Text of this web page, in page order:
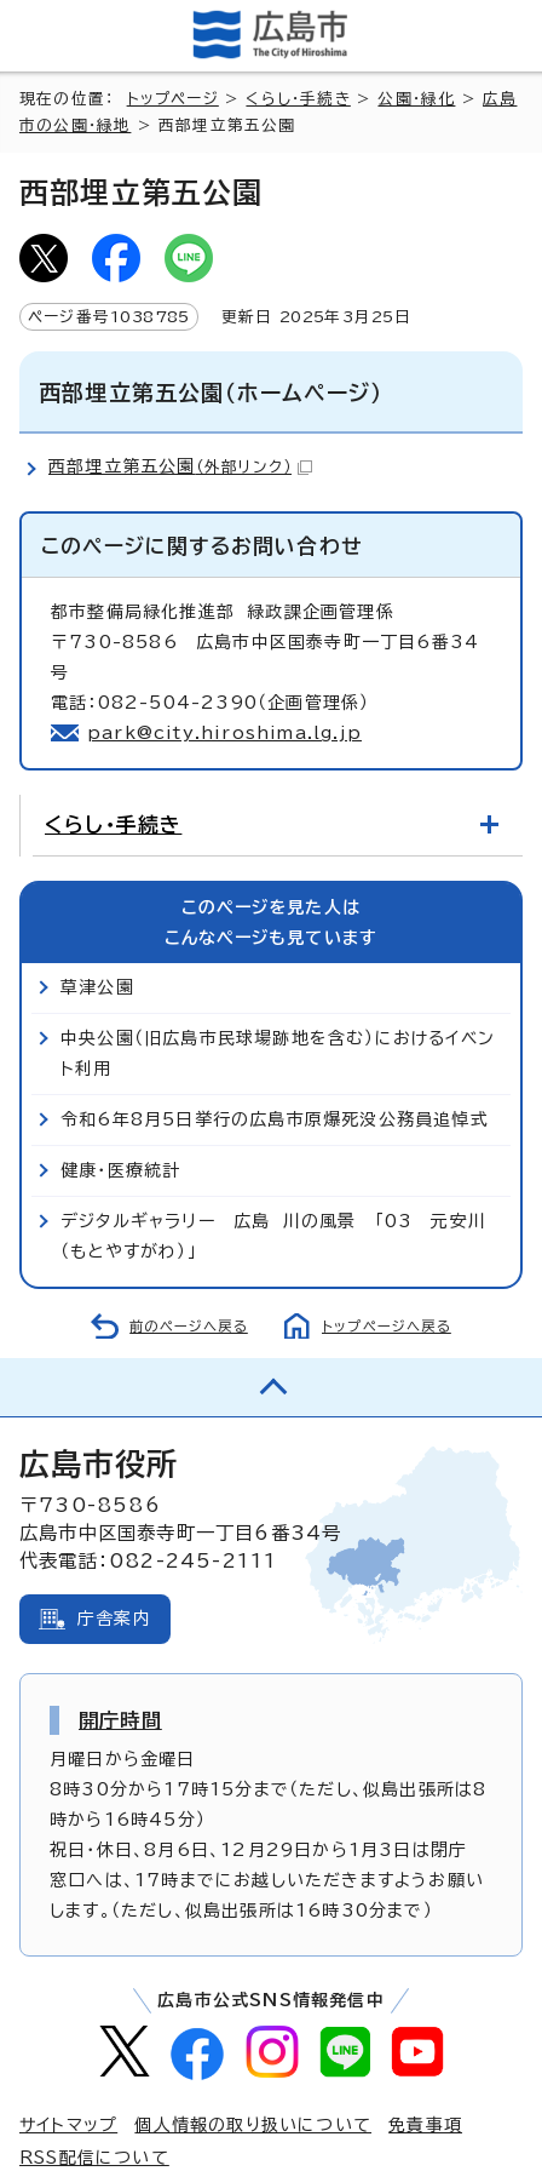
現在の位置： トップページ > くらし・手続き >公園・緑化 >広島
市の公園・緑地
> 西部埋立第五公園
西部埋立第五公園
ページ番号 1038785 更新日 2025年3月 25 日
西部埋立第五公園（ホームページ）
西部埋立第五公園 （外部リンク）
このページに関するお問い合わせ
都市整備局緑化推進部緑政課企画管理係
〒730-8586 広島市中区国泰寺町一丁目6番34
号
電話：082-504-2390（企画管理係）
park@city.hiroshima.lg.jp
くらし・手続き
このページを見た人は
こんなページも見ています
草津公園
中央公園（旧広島市民球場跡地を含む）におけるイベン
ト利用
令和6年8月5日挙行の広島市原爆死没公務員追悼式
健康・医療統計
デジタルギャラリー 広島 川の風景 「03 元安川
（もとやすがわ）」
前のページへ戻る トップページへ戻る
広島市役所
〒730-8586
広島市中区国泰寺町一丁目6番34号
代表電話：082-245-2111
庁舎案内
開庁時間
月曜日から金曜日
8時30分から17時15分まで（ただし、似島出張所は8
時から16時45分）
祝日・休日、8月6日、12月29日から1月3日は閉庁
窓口へは、17時までにお越しいただきますようお願い
します。（ただし、似島出張所は16時30分まで）
広島市公式SNS情報発信中
サイトマップ 個人情報の取り扱いについて
免責事項
RSS配信について